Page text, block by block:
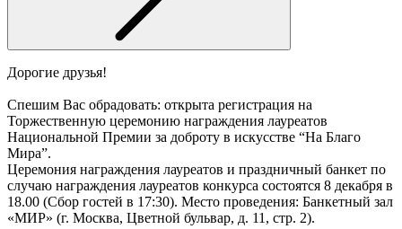
Дорогие друзья!
Спешим Вас обрадовать: открыта регистрация на
Торжественную церемонию награждения лауреатов
Национальной Премии за доброту в искусстве “На Благо
Мира”.
Церемония награждения лауреатов и праздничный банкет по
случаю награждения лауреатов конкурса состоятся 8 декабря в
18.00 (Сбор гостей в 17:30). Место проведения: Банкетный зал
«МИР» (г. Москва, Цветной бульвар, д. 11, стр. 2).